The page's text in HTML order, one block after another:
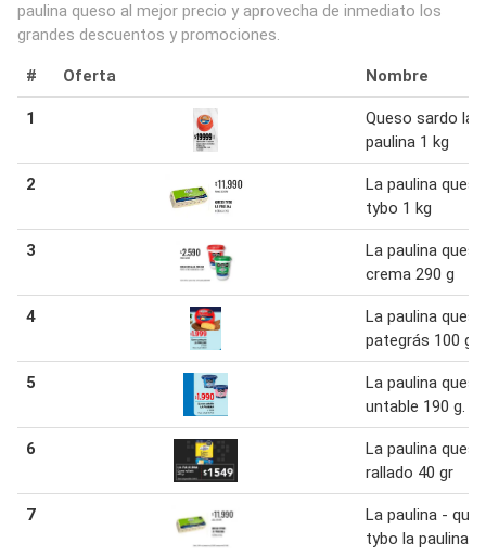
paulina queso al mejor precio y aprovecha de inmediato los
grandes descuentos y promociones.
# Oferta Nombre
1
Queso sardo la
paulina 1 kg
2
La paulina queso
tybo 1 kg
3
La paulina queso
crema 290 g
4
La paulina queso
pategrás 100 g
5
La paulina queso
untable 190 g.
6
La paulina queso
rallado 40 gr
7
La paulina -
tybo la paulina